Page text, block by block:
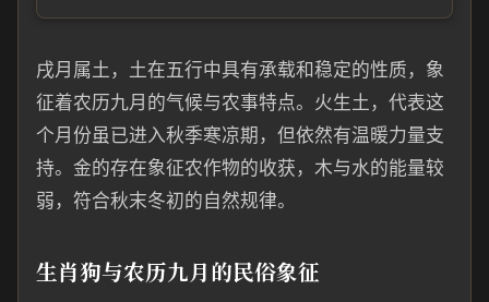
戌月属土，土在五行中具有承载和稳定的性质，象
征着农历九月的气候与农事特点。火生土，代表这
个月份虽已进入秋季寒凉期，但依然有温暖力量支
持。金的存在象征农作物的收获，木与水的能量较
弱，符合秋末冬初的自然规律。
生肖狗与农历九月的民俗象征